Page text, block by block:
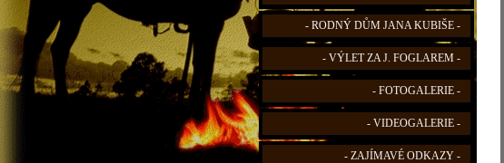
- RODNÝ DŮM JANA KUBIŠE -
- VÝLET ZA J. FOGLAREM -
- FOTOGALERIE -
- VIDEOGALERIE -
- ZAJÍMAVÉ ODKAZY -